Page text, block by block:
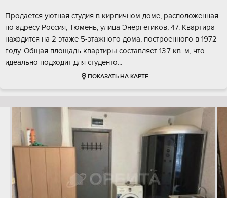
Продается уютная студия в кирпичном доме, расположенная
по адресу Россия, Тюмень, улица Энергетиков, 47. Квартира
находится на 2 этаже 5-этажного дома, построенного в 1972
году. Общая площадь квартиры составляет 13.7 кв. м, что
идеально подходит для студенто...
ПОКАЗАТЬ НА КАРТЕ